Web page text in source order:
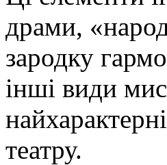
драми,
зародку
інші види
театру.